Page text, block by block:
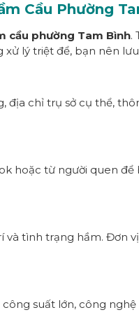
Cầu Phường
cầu phường Tam Bình.
lý triệt để, bạn nên
địa chỉ trụ sở cụ thể,
hoặc từ người quen
tình trạng hầm. Đơn
suất lớn, công